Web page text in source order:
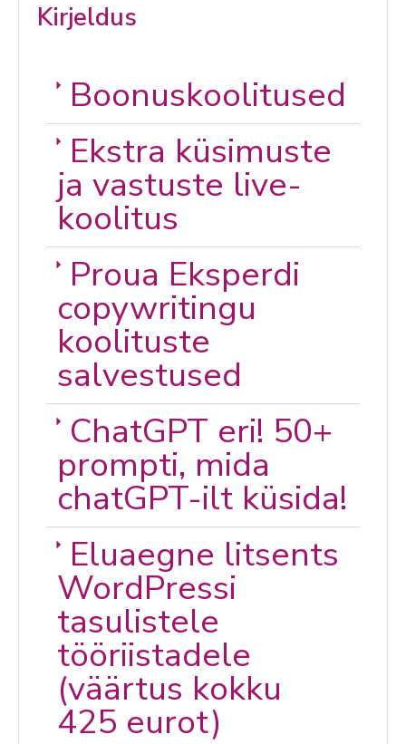
Kirjeldus
Boonuskoolitused
Ekstra küsimuste
ja vastuste live-
koolitus
Proua Eksperdi
copywritingu
koolituste
salvestused
ChatGPT eri! 50+
prompti, mida
chatGPT-ilt küsida!
Eluaegne litsents
WordPressi
tasulistele
tööriistadele
(väärtus kokku
425 eurot)